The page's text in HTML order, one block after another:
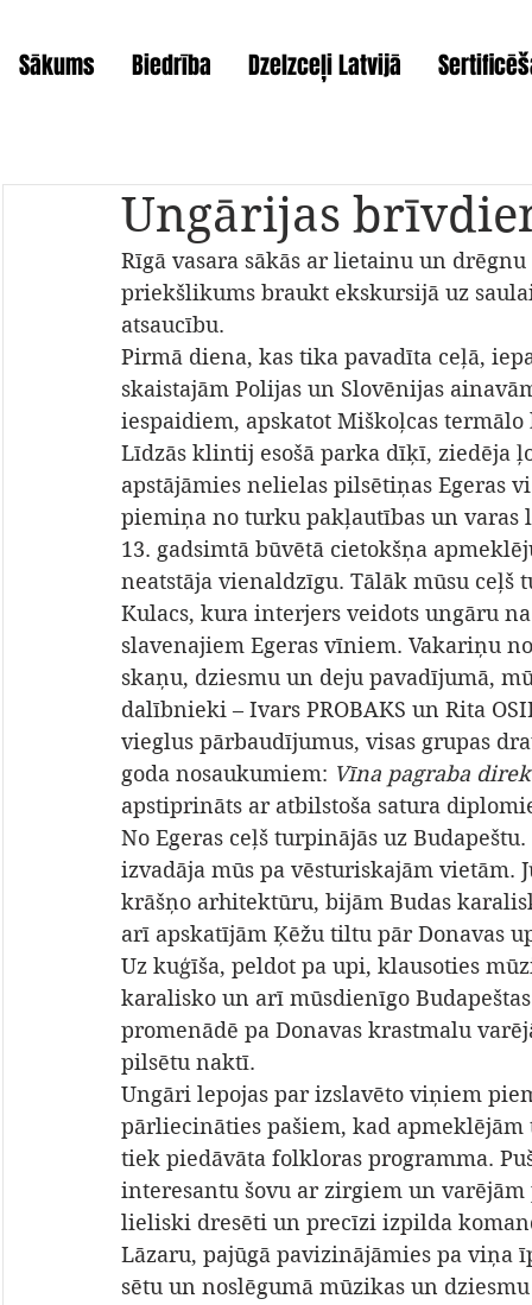
Sākums Biedrība Dzelzceļi Latvijā
Ungārijas
Rīgā vasara sākās ar lietainu un
priekšlikums braukt ekskursijā uz
atsaucību.
Pirmā diena, kas tika pavadīta ceļā,
skaistajām Polijas un Slovēnijas
iespaidiem, apskatot Miškoļcas
Līdzās klintij esošā parka dīķī, ziedēja
apstājāmies nelielas pilsētiņas Egeras
piemiņa no turku pakļautības un
13. gadsimtā būvētā cietokšņa
neatstāja vienaldzīgu. Tālāk mūsu ceļš
Kulacs, kura interjers veidots ungāru
slavenajiem Egeras vīniem. Vakariņu
skaņu, dziesmu un deju pavadījumā,
dalībnieki – Ivars PROBAKS un Rita
vieglus pārbaudījumus, visas grupas
goda nosaukumiem: Vīna pagraba
apstiprināts ar atbilstoša satura
No Egeras ceļš turpinājās uz
izvadāja mūs pa vēsturiskajām vietām.
krāšņo arhitektūru, bijām Budas
arī apskatījām Ķēžu tiltu pār Donavas
Uz kuģīša, peldot pa upi, klausoties
karalisko un arī mūsdienīgo
promenādē pa Donavas krastmalu
pilsētu naktī.
Ungāri lepojas par izslavēto viņiem
pārliecināties pašiem, kad
tiek piedāvāta folkloras programma.
interesantu šovu ar zirgiem un
lieliski dresēti un precīzi izpilda
Lāzaru, pajūgā pavizinājāmies pa viņa
sētu un noslēgumā mūzikas un